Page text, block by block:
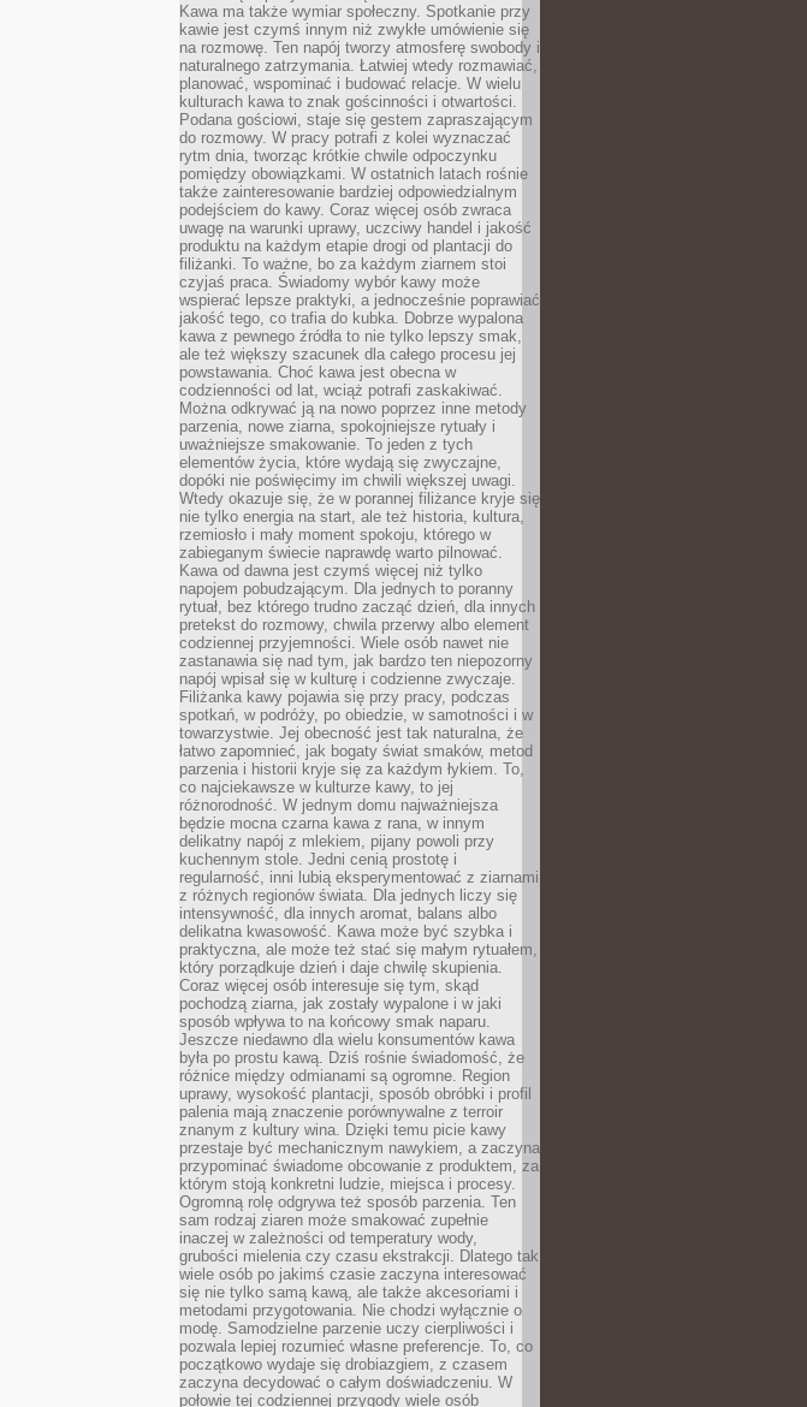
Kawa ma także wymiar społeczny. Spotkanie przy
kawie jest czymś innym niż zwykłe umówienie się
na rozmowę. Ten napój tworzy atmosferę swobody i
naturalnego zatrzymania. Łatwiej wtedy rozmawiać,
planować, wspominać i budować relacje. W wielu
kulturach kawa to znak gościnności i otwartości.
Podana gościowi, staje się gestem zapraszającym
do rozmowy. W pracy potrafi z kolei wyznaczać
rytm dnia, tworząc krótkie chwile odpoczynku
pomiędzy obowiązkami. W ostatnich latach rośnie
także zainteresowanie bardziej odpowiedzialnym
podejściem do kawy. Coraz więcej osób zwraca
uwagę na warunki uprawy, uczciwy handel i jakość
produktu na każdym etapie drogi od plantacji do
filiżanki. To ważne, bo za każdym ziarnem stoi
czyjaś praca. Świadomy wybór kawy może
wspierać lepsze praktyki, a jednocześnie poprawiać
jakość tego, co trafia do kubka. Dobrze wypalona
kawa z pewnego źródła to nie tylko lepszy smak,
ale też większy szacunek dla całego procesu jej
powstawania. Choć kawa jest obecna w
codzienności od lat, wciąż potrafi zaskakiwać.
Można odkrywać ją na nowo poprzez inne metody
parzenia, nowe ziarna, spokojniejsze rytuały i
uważniejsze smakowanie. To jeden z tych
elementów życia, które wydają się zwyczajne,
dopóki nie poświęcimy im chwili większej uwagi.
Wtedy okazuje się, że w porannej filiżance kryje się
nie tylko energia na start, ale też historia, kultura,
rzemiosło i mały moment spokoju, którego w
zabieganym świecie naprawdę warto pilnować.
Kawa od dawna jest czymś więcej niż tylko
napojem pobudzającym. Dla jednych to poranny
rytuał, bez którego trudno zacząć dzień, dla innych
pretekst do rozmowy, chwila przerwy albo element
codziennej przyjemności. Wiele osób nawet nie
zastanawia się nad tym, jak bardzo ten niepozorny
napój wpisał się w kulturę i codzienne zwyczaje.
Filiżanka kawy pojawia się przy pracy, podczas
spotkań, w podróży, po obiedzie, w samotności i w
towarzystwie. Jej obecność jest tak naturalna, że
łatwo zapomnieć, jak bogaty świat smaków, metod
parzenia i historii kryje się za każdym łykiem. To,
co najciekawsze w kulturze kawy, to jej
różnorodność. W jednym domu najważniejsza
będzie mocna czarna kawa z rana, w innym
delikatny napój z mlekiem, pijany powoli przy
kuchennym stole. Jedni cenią prostotę i
regularność, inni lubią eksperymentować z ziarnami
z różnych regionów świata. Dla jednych liczy się
intensywność, dla innych aromat, balans albo
delikatna kwasowość. Kawa może być szybka i
praktyczna, ale może też stać się małym rytuałem,
który porządkuje dzień i daje chwilę skupienia.
Coraz więcej osób interesuje się tym, skąd
pochodzą ziarna, jak zostały wypalone i w jaki
sposób wpływa to na końcowy smak naparu.
Jeszcze niedawno dla wielu konsumentów kawa
była po prostu kawą. Dziś rośnie świadomość, że
różnice między odmianami są ogromne. Region
uprawy, wysokość plantacji, sposób obróbki i profil
palenia mają znaczenie porównywalne z terroir
znanym z kultury wina. Dzięki temu picie kawy
przestaje być mechanicznym nawykiem, a zaczyna
przypominać świadome obcowanie z produktem, za
którym stoją konkretni ludzie, miejsca i procesy.
Ogromną rolę odgrywa też sposób parzenia. Ten
sam rodzaj ziaren może smakować zupełnie
inaczej w zależności od temperatury wody,
grubości mielenia czy czasu ekstrakcji. Dlatego tak
wiele osób po jakimś czasie zaczyna interesować
się nie tylko samą kawą, ale także akcesoriami i
metodami przygotowania. Nie chodzi wyłącznie o
modę. Samodzielne parzenie uczy cierpliwości i
pozwala lepiej rozumieć własne preferencje. To, co
początkowo wydaje się drobiazgiem, z czasem
zaczyna decydować o całym doświadczeniu. W
połowie tej codziennej przygody wiele osób